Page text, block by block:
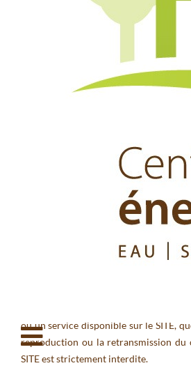
Conditions d’utilisation
La présente décrit les conditions
richelieu.com ci-après appelé
d’accord avec ces conditions,
Le contenu et les informations
propriété du Centre
renouvelables (ci-après appelé CIER),
usage personnel à des fins non
visionner les informations figurant
votre utilisation personnelle, à titre
strictement non commerciales. Vous
ou un service disponible sur le SITE,
reproduction ou la retransmission du
SITE est strictement interdite.